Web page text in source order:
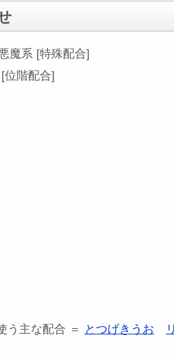
魔系 [特殊配合]
[位階配合]
う主な配合 ＝ とつげきうお